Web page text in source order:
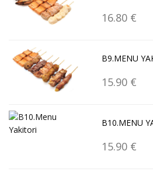
16.80 €
B9.MENU
15.90 €
B10.MENU
15.90 €